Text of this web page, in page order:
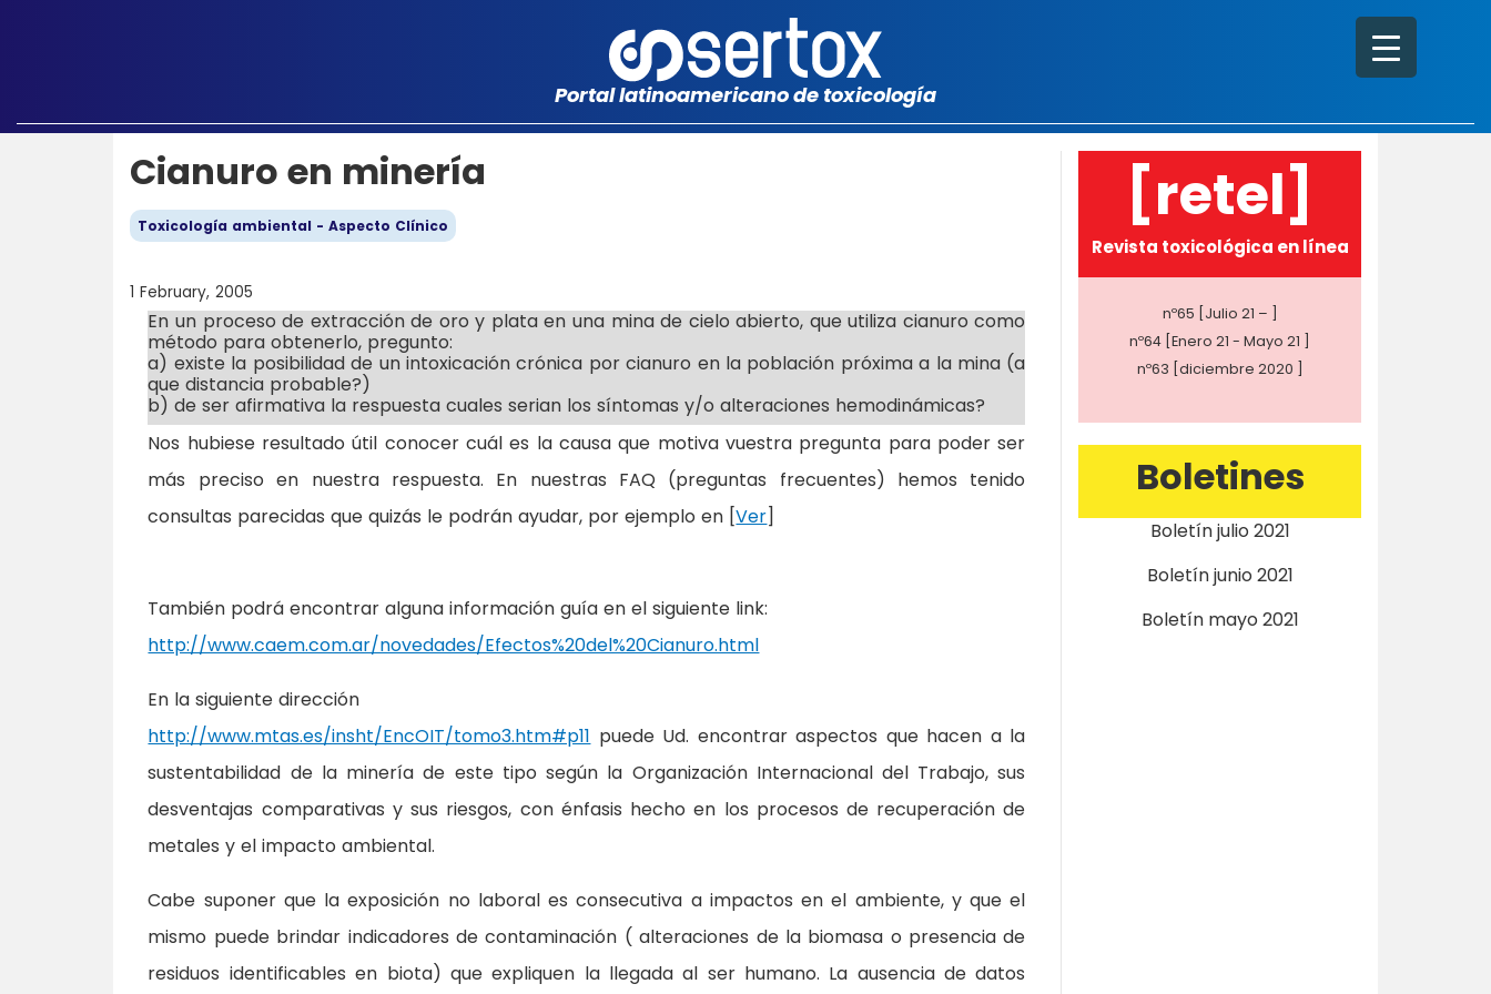
Portal latinoamericano de toxicología
Cianuro en minería
Toxicología ambiental - Aspecto Clínico
1 February, 2005
En un proceso de extracción de oro y plata en una mina de cielo abierto, que utiliza cianuro como
método para obtenerlo, pregunto:
a) existe la posibilidad de un intoxicación crónica por cianuro en la población próxima a la mina (a
que distancia probable?)
b) de ser afirmativa la respuesta cuales serian los síntomas y/o alteraciones hemodinámicas?
Nos hubiese resultado útil conocer cuál es la causa que motiva vuestra pregunta para poder ser
más preciso en nuestra respuesta. En nuestras FAQ (preguntas frecuentes) hemos tenido
consultas parecidas que quizás le podrán ayudar, por ejemplo en [Ver]
También podrá encontrar alguna información guía en el siguiente link:
http://www.caem.com.ar/novedades/Efectos%20del%20Cianuro.html
En la siguiente dirección
http://www.mtas.es/insht/EncOIT/tomo3.htm#p11 puede Ud. encontrar aspectos que hacen a la
sustentabilidad de la minería de este tipo según la Organización Internacional del Trabajo, sus
desventajas comparativas y sus riesgos, con énfasis hecho en los procesos de recuperación de
metales y el impacto ambiental.
Cabe suponer que la exposición no laboral es consecutiva a impactos en el ambiente, y que el
mismo puede brindar indicadores de contaminación ( alteraciones de la biomasa o presencia de
residuos identificables en biota) que expliquen la llegada al ser humano. La ausencia de datos
[retel]
Revista toxicológica en línea
nº65 [Julio 21 – ]
nº64 [Enero 21 - Mayo 21 ]
nº63 [diciembre 2020 ]
Boletines
Boletín julio 2021
Boletín junio 2021
Boletín mayo 2021